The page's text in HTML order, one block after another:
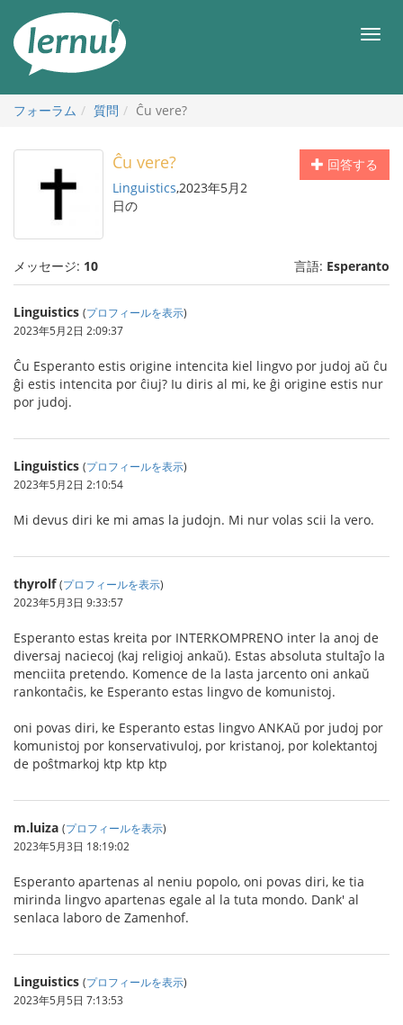
メ
フォーラム
質問 Ĉu vere?
回答する
Ĉu vere?
Linguistics,2023年5月2
日の
メッセージ: 10 言語: Esperanto
Linguistics (プロフィールを表示)
2023年5月2日 2:09:37
Ĉu Esperanto estis origine intencita kiel lingvo por judoj aŭ ĉu
ĝi estis intencita por ĉiuj? Iu diris al mi, ke ĝi origine estis nur
por judoj.
Linguistics (プロフィールを表示)
2023年5月2日 2:10:54
Mi devus diri ke mi amas la judojn. Mi nur volas scii la vero.
thyrolf (プロフィールを表示)
2023年5月3日 9:33:57
Esperanto estas kreita por INTERKOMPRENO inter la anoj de
diversaj naciecoj (kaj religioj ankaŭ). Estas absoluta stultaĵo la
menciita pretendo. Komence de la lasta jarcento oni ankaŭ
rankontaĉis, ke Esperanto estas lingvo de komunistoj.
oni povas diri, ke Esperanto estas lingvo ANKAŭ por judoj por
komunistoj por konservativuloj, por kristanoj, por kolektantoj
de poŝtmarkoj ktp ktp ktp
m.luiza (プロフィールを表示)
2023年5月3日 18:19:02
Esperanto apartenas al neniu popolo, oni povas diri, ke tia
mirinda lingvo apartenas egale al la tuta mondo. Dank' al
senlaca laboro de Zamenhof.
Linguistics (プロフィールを表示)
2023年5月5日 7:13:53